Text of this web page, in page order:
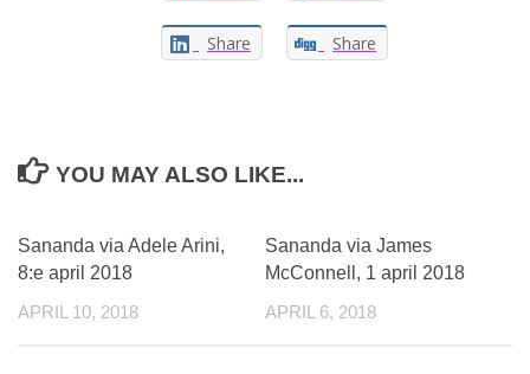
Share Share
YOU MAY ALSO LIKE...
Sananda via Adele Arini,
8:e april 2018
APRIL 10, 2018
Sananda via James
McConnell, 1 april 2018
APRIL 6, 2018